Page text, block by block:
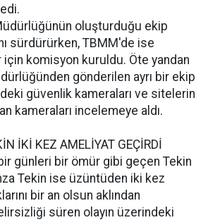
oluşturduğu ekip
sürdürürken, TBMM'de ise
komisyon kuruldu. Öte yandan
gönderilen ayrı bir ekip
güvenlik kameraları ve sitelerin
kameraları incelemeye aldı.
İKİ KEZ AMELİYAT GEÇİRDİ
günleri bir ömür gibi geçen Tekin
Tekin ise üzüntüden iki kez
bir an olsun aklından
süren olayın üzerindeki